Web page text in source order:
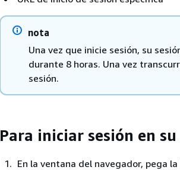
nota
Una vez que inicie sesión, su
durante 8 horas. Una vez
sesión.
Para iniciar sesión en
En la ventana del navegador, pega